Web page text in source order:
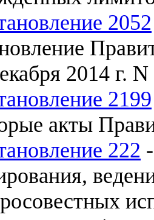
2052
2014 г.
2199
акты
222